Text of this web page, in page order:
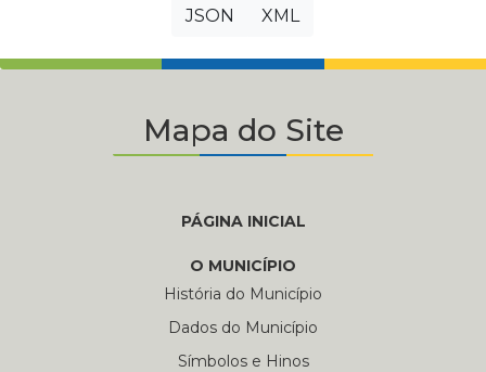
JSON
XML
Mapa do Site
PÁGINA INICIAL
O MUNICÍPIO
História do Município
Dados do Município
Símbolos e Hinos